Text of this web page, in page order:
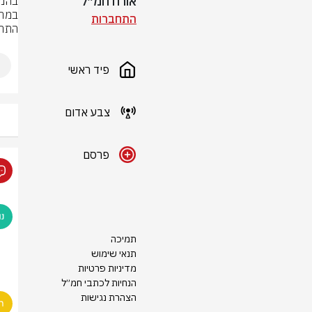
התחברות
פיד ראשי
צבע אדום
פרסם
תמיכה
תנאי שימוש
מדיניות פרטיות
הנחיות לכתבי חמ״ל
הצהרת נגישות